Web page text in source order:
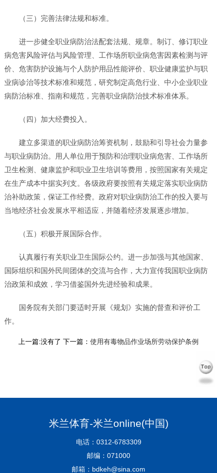
（三）完善法律法规和标准。
进一步健全职业病防治法配套法规、规章。制订、修订职业
病危害风险评估与风险管理、工作场所职业病危害因素检测与评
价、危害防护设施与个人防护用品性能评价、职业健康监护与职
业病诊治等技术标准和规范，研究制定高危行业、中小企业职业
病防治标准、指南和规范，完善职业病防治技术标准体系。
（四）加大经费投入。
建立多渠道的职业病防治筹资机制，鼓励和引导社会力量参
与职业病防治。用人单位用于预防和治理职业病危害、工作场所
卫生检测、健康监护和职业卫生培训等费用，按照国家有关规定
在生产成本中据实列支。各级政府要按照有关规定落实职业病防
治补助政策，保证工作经费。政府对职业病防治工作的投入要与
当地经济社会发展水平相适应，并随着经济发展逐步增加。
（五）积极开展国际合作。
认真履行有关职业卫生国际公约。进一步加强与其他国家、
国际组织和国外民间团体的交流与合作，大力宣传我国职业病防
治政策和成效，学习借鉴国外先进经验和成果。
国务院有关部门要适时开展《规划》实施的督查和评价工
作。
上一篇:没有了 下一篇： 使用有毒物品作业场所劳动保护条例
米兰体育-米兰online(中国)
电话：0312-6783309
邮编：071000
邮箱：bdkeh@sina.com